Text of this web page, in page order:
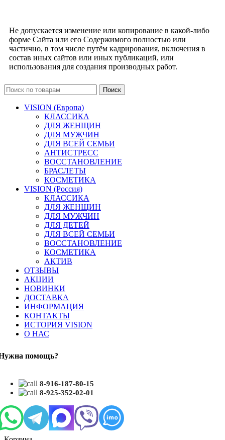
Не допускается изменение или копирование в какой-либо
форме Сайта или его Содержимого полностью или
частично, в том числе путём кадрирования, включения в
состав иных сайтов или иных публикаций, или
использования для создания производных работ.
Поиск
VISION (Европа)
КЛАССИКА
ДЛЯ ЖЕНЩИН
ДЛЯ МУЖЧИН
ДЛЯ ВСЕЙ СЕМЬИ
АНТИСТРЕСС
ВОССТАНОВЛЕНИЕ
БРАСЛЕТЫ
КОСМЕТИКА
VISION (Россия)
КЛАССИКА
ДЛЯ ЖЕНЩИН
ДЛЯ МУЖЧИН
ДЛЯ ДЕТЕЙ
ДЛЯ ВСЕЙ СЕМЬИ
ВОССТАНОВЛЕНИЕ
КОСМЕТИКА
АКТИВ
ОТЗЫВЫ
АКЦИИ
НОВИНКИ
ДОСТАВКА
ИНФОРМАЦИЯ
КОНТАКТЫ
ИСТОРИЯ VISION
О НАС
помощь?
8-916-187-80-15
8-925-352-02-01